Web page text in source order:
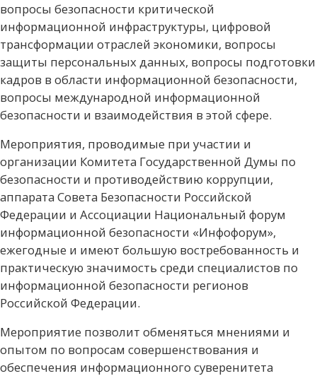
вопросы безопасности критической
информационной инфраструктуры, цифровой
трансформации отраслей экономики, вопросы
защиты персональных данных, вопросы подготовки
кадров в области информационной безопасности,
вопросы международной информационной
безопасности и взаимодействия в этой сфере.
Мероприятия, проводимые при участии и
организации Комитета Государственной Думы по
безопасности и противодействию коррупции,
аппарата Совета Безопасности Российской
Федерации и Ассоциации Национальный форум
информационной безопасности «Инфофорум»,
ежегодные и имеют большую востребованность и
практическую значимость среди специалистов по
информационной безопасности регионов
Российской Федерации.
Мероприятие позволит обменяться мнениями и
опытом по вопросам совершенствования и
обеспечения информационного суверенитета